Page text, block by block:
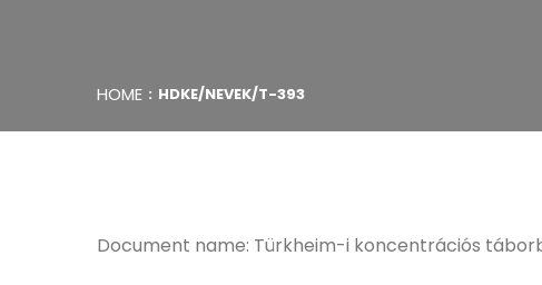
HOME HDKE/NEVEK/T-393
Document name: Türkheim-i koncentrációs